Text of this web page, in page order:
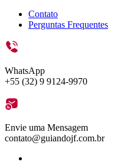
Contato
Perguntas Frequentes
WhatsApp
+55 (32) 9 9124-9970
Envie uma Mensagem
contato@guiandojf.com.br